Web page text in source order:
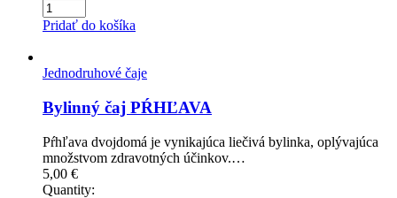
Pridať do košíka
Jednodruhové čaje
Bylinný čaj PŔHĽAVA
Pŕhľava dvojdomá je vynikajúca liečivá bylinka, oplývajúca
množstvom zdravotných účinkov.…
5,00 €
Quantity: